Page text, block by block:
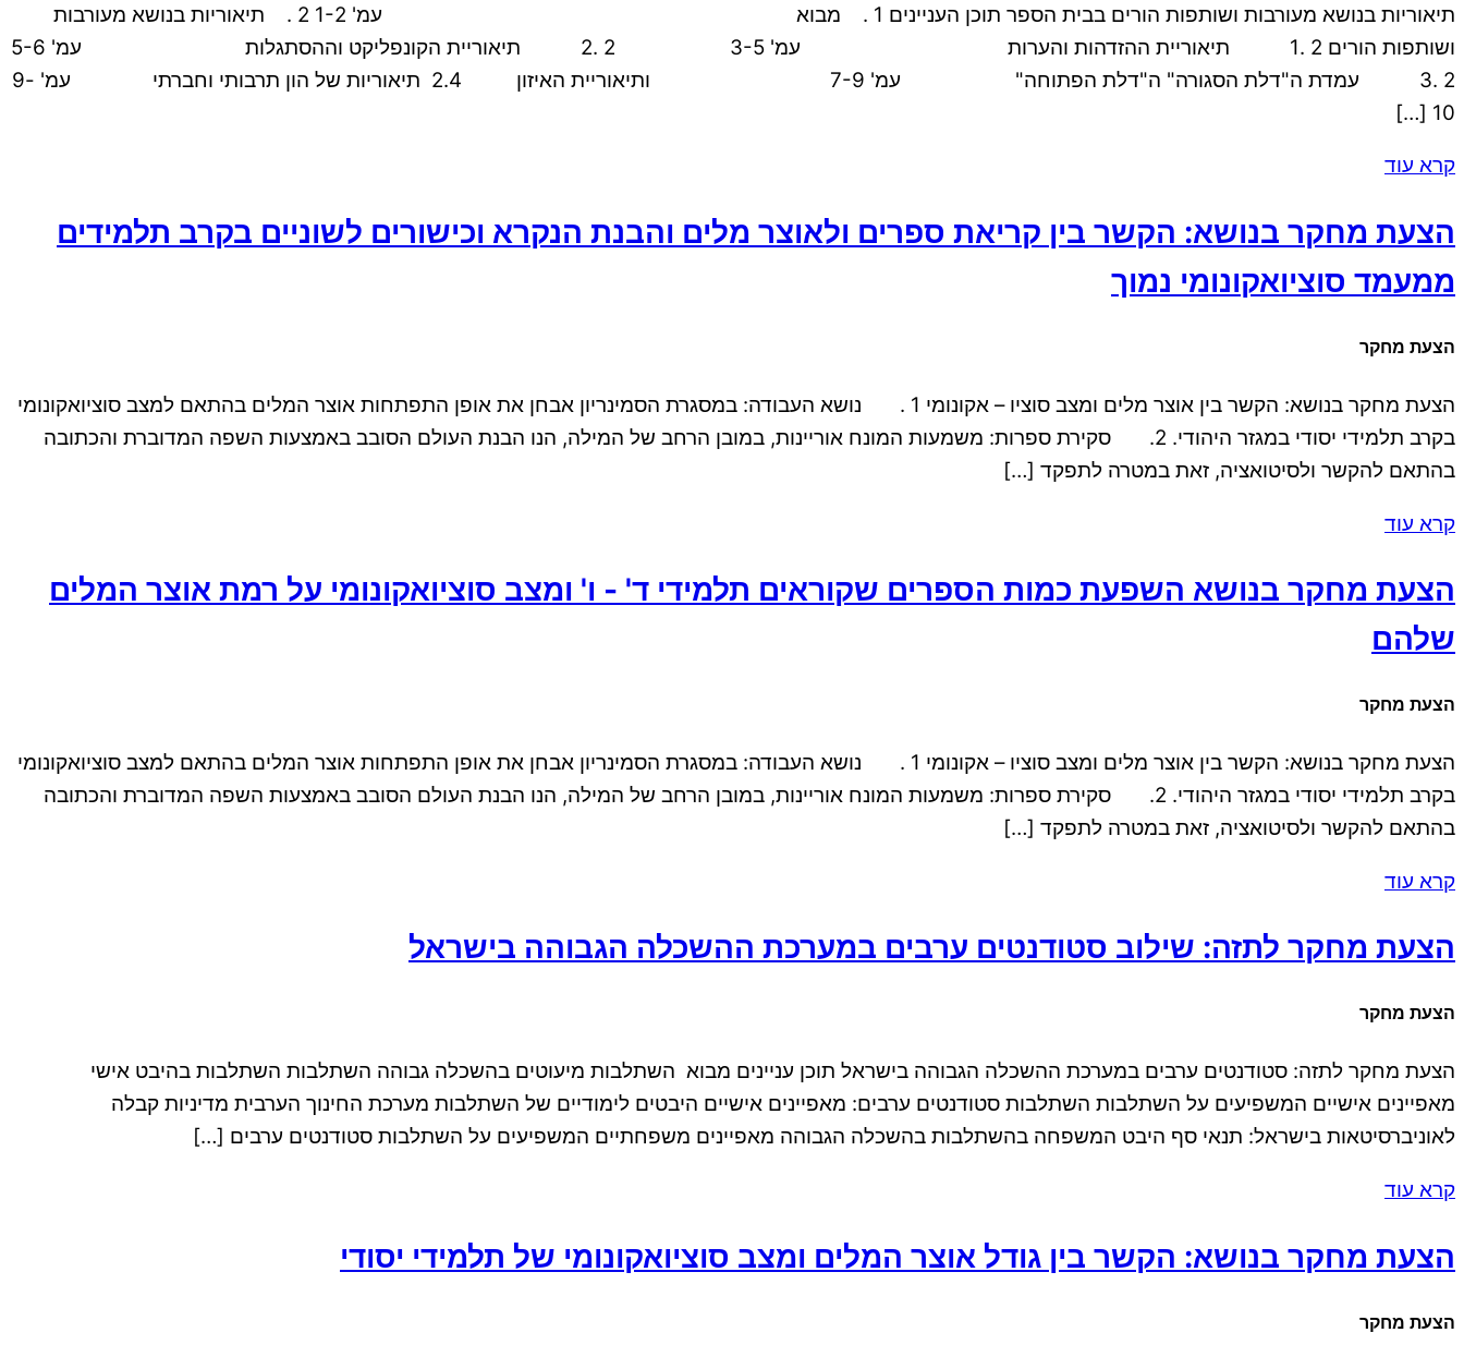
תיאוריות בנושא מעורבות ושותפות הורים בבית הספר תוכן העניינים 1 . מבוא עמ' 1-2 2 . תיאוריות בנושא מעורבות
ושותפות הורים 2 .1 תיאוריית ההזדהות והערות עמ' 3-5 2 .2 תיאוריית הקונפליקט וההסתגלות עמ' 5-6
2 .3 עמדת ה"דלת הסגורה" ה"דלת הפתוחה" עמ' 7-9 ותיאוריית האיזון 2.4 תיאוריות של הון תרבותי וחברתי עמ' 9-
10 […]
קרא עוד
הצעת מחקר בנושא: הקשר בין קריאת ספרים ולאוצר מלים והבנת הנקרא וכישורים לשוניים בקרב תלמידים
ממעמד סוציואקונומי נמוך
הצעת מחקר
הצעת מחקר בנושא: הקשר בין אוצר מלים ומצב סוציו – אקונומי 1 . נושא העבודה: במסגרת הסמינריון אבחן את אופן התפתחות אוצר המלים בהתאם למצב סוציואקונומי
בקרב תלמידי יסודי במגזר היהודי. 2. סקירת ספרות: משמעות המונח אוריינות, במובן הרחב של המילה, הנו הבנת העולם הסובב באמצעות השפה המדוברת והכתובה
בהתאם להקשר ולסיטואציה, זאת במטרה לתפקד […]
קרא עוד
הצעת מחקר בנושא השפעת כמות הספרים שקוראים תלמידי ד' - ו' ומצב סוציואקונומי על רמת אוצר המלים
שלהם
הצעת מחקר
הצעת מחקר בנושא: הקשר בין אוצר מלים ומצב סוציו – אקונומי 1 . נושא העבודה: במסגרת הסמינריון אבחן את אופן התפתחות אוצר המלים בהתאם למצב סוציואקונומי
בקרב תלמידי יסודי במגזר היהודי. 2. סקירת ספרות: משמעות המונח אוריינות, במובן הרחב של המילה, הנו הבנת העולם הסובב באמצעות השפה המדוברת והכתובה
בהתאם להקשר ולסיטואציה, זאת במטרה לתפקד […]
קרא עוד
הצעת מחקר לתזה: שילוב סטודנטים ערבים במערכת ההשכלה הגבוהה בישראל
הצעת מחקר
הצעת מחקר לתזה: סטודנטים ערבים במערכת ההשכלה הגבוהה בישראל תוכן עניינים מבוא השתלבות מיעוטים בהשכלה גבוהה השתלבות השתלבות בהיבט אישי
מאפיינים אישיים המשפיעים על השתלבות השתלבות סטודנטים ערבים: מאפיינים אישיים היבטים לימודיים של השתלבות מערכת החינוך הערבית מדיניות קבלה
לאוניברסיטאות בישראל: תנאי סף היבט המשפחה בהשתלבות בהשכלה הגבוהה מאפיינים משפחתיים המשפיעים על השתלבות סטודנטים ערבים […]
קרא עוד
הצעת מחקר בנושא: הקשר בין גודל אוצר המלים ומצב סוציואקונומי של תלמידי יסודי
הצעת מחקר